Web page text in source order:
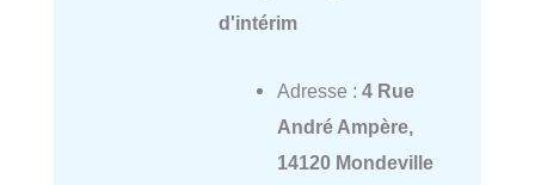
d'intérim
Adresse : 4 Rue
André Ampère,
14120 Mondeville